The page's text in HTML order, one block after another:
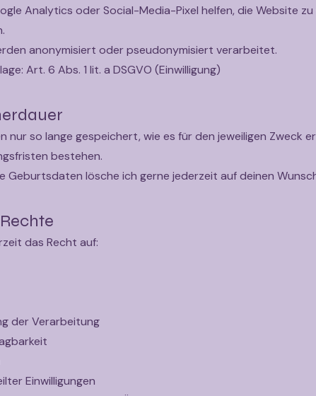
Analytics oder Social-Media-Pixel helfen, die Website
anonymisiert oder pseudonymisiert verarbeitet.
Art. 6 Abs. 1 lit. a DSGVO (Einwilligung)
nur so lange gespeichert, wie es für den jeweiligen Zweck
bestehen.
Geburtsdaten lösche ich gerne jederzeit auf deinen
das Recht auf:
der Verarbeitung
Einwilligungen